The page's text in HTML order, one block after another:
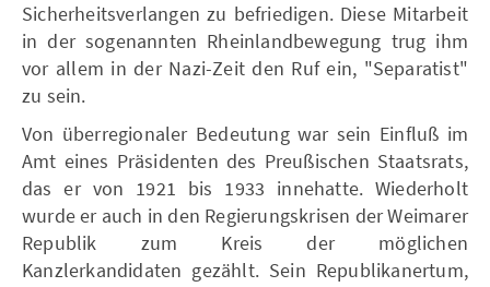
Sicherheitsverlangen zu befriedigen. Diese Mitarbeit
in der sogenannten Rheinlandbewegung trug ihm
vor allem in der Nazi-Zeit den Ruf ein, "Separatist"
zu sein.
Von überregionaler Bedeutung war sein Einfluß im
Amt eines Präsidenten des Preußischen Staatsrats,
das er von 1921 bis 1933 innehatte. Wiederholt
wurde er auch in den Regierungskrisen der Weimarer
Republik zum Kreis der möglichen
Kanzlerkandidaten gezählt. Sein Republikanertum,